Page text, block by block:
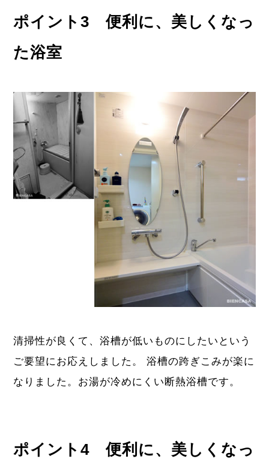
ポイント3 便利に、美しくなっ
た浴室
清掃性が良くて、浴槽が低いものにしたいという
ご要望にお応えしました。 浴槽の跨ぎこみが楽に
なりました。お湯が冷めにくい断熱浴槽です。
ポイント4 便利に、美しくなっ